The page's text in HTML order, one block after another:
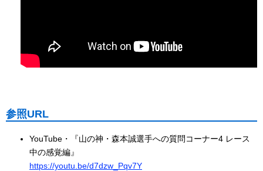
参照URL
YouTube・『山の神・森本誠選手への質問コーナー4 レース
中の感覚編』
https://youtu.be/d7dzw_Pqv7Y